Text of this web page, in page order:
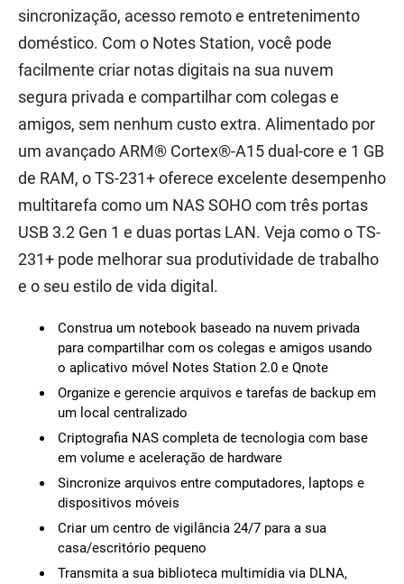
sincronização, acesso remoto e entretenimento
doméstico. Com o Notes Station, você pode
facilmente criar notas digitais na sua nuvem
segura privada e compartilhar com colegas e
amigos, sem nenhum custo extra. Alimentado por
um avançado ARM® Cortex®-A15 dual-core e 1 GB
de RAM, o TS-231+ oferece excelente desempenho
multitarefa como um NAS SOHO com três portas
USB 3.2 Gen 1 e duas portas LAN. Veja como o TS-
231+ pode melhorar sua produtividade de trabalho
e o seu estilo de vida digital.
Construa um notebook baseado na nuvem privada
para compartilhar com os colegas e amigos usando
o aplicativo móvel Notes Station 2.0 e Qnote
Organize e gerencie arquivos e tarefas de backup em
um local centralizado
Criptografia NAS completa de tecnologia com base
em volume e aceleração de hardware
Sincronize arquivos entre computadores, laptops e
dispositivos móveis
Criar um centro de vigilância 24/7 para a sua
casa/escritório pequeno
Transmita a sua biblioteca multimídia via DLNA,